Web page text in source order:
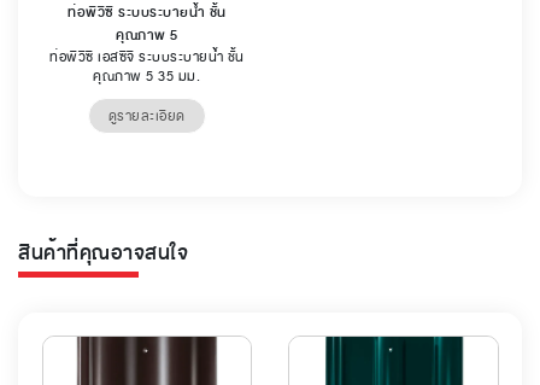
ท่อพีวีซี ระบบระบายน้ำ ชั้น
คุณภาพ 5
ท่อพีวีซี เอสซีจี ระบบระบายน้ำ ชั้น
คุณภาพ 5 35 มม.
ดูรายละเอียด
สินค้าที่คุณอาจสนใจ